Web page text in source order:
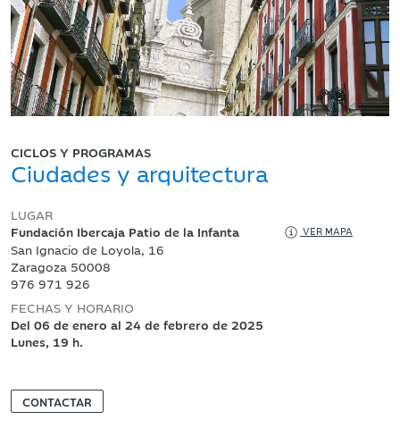
CICLOS Y PROGRAMAS
Ciudades y arquitectura
LUGAR
Fundación Ibercaja Patio de la Infanta
VER MAPA
San Ignacio de Loyola, 16
Zaragoza 50008
976 971 926
FECHAS Y HORARIO
Del 06 de enero al 24 de febrero de 2025
Lunes, 19 h.
CONTACTAR